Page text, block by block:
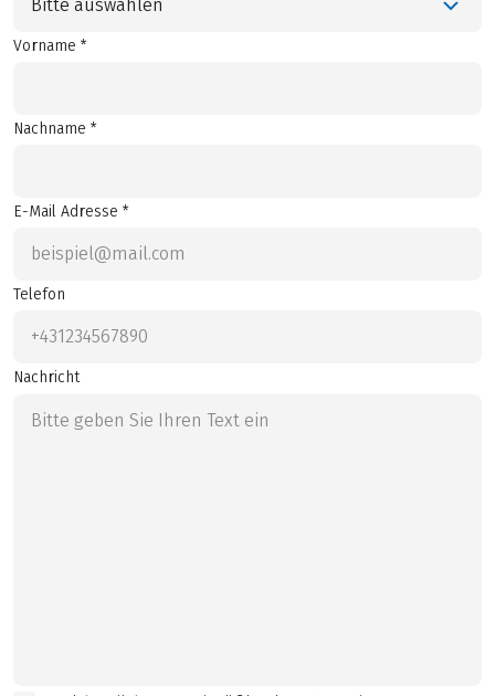
Bitte auswählen
Vorname *
Nachname *
E-Mail Adresse *
Telefon
Nachricht